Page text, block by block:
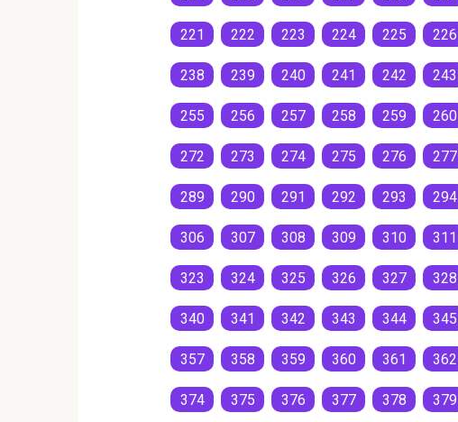
221 222 223 224 225 226
238 239 240 241 242 243
255 256 257 258 259 260
272 273 274 275 276 277
289 290 291 292 293 294
306 307 308 309 310 311
323 324 325 326 327 328
340 341 342 343 344 345
357 358 359 360 361 362
374 375 376 377 378 379